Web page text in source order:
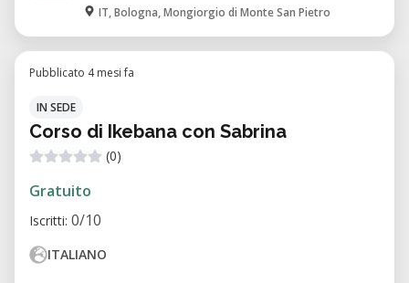
IT, Bologna, Mongiorgio di Monte San Pietro
Pubblicato 4 mesi fa
IN SEDE
Corso di Ikebana con Sabrina
(0)
Gratuito
Iscritti: 0/10
ITALIANO